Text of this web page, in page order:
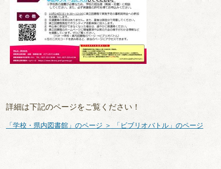
詳細は下記のページをご覧ください！
「学校・県内図書館」のページ ＞ 「ビブリオバトル」のページ